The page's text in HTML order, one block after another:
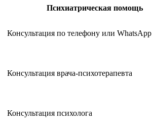
Психиатрическая помощь
Консультация по телефону или WhatsApp
Консультация врача-психотерапевта
Консультация психолога